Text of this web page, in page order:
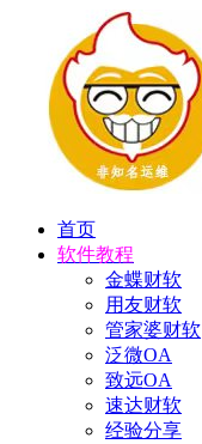
首页
软件教程
金蝶财软
用友财软
管家婆财软
泛微OA
致远OA
速达财软
经验分享